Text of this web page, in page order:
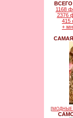
1168
2376
415
+
[МОДНЫЕ